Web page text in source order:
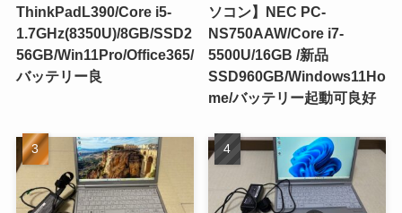
ThinkPadL390/Core i5-
1.7GHz(8350U)/8GB/SSD2
56GB/Win11Pro/Office365/
バッテリー良
ソコン】NEC PC-
NS750AAW/Core i7-
5500U/16GB /新品
SSD960GB/Windows11Ho
me/バッテリー起動可良好